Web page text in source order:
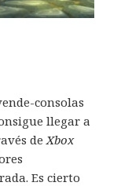
consolas
llegar a
deXbox
Es cierto